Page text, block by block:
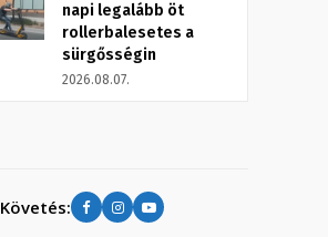
napi legalább öt
rollerbalesetes a
sürgősségin
2026.08.07.
Követés: